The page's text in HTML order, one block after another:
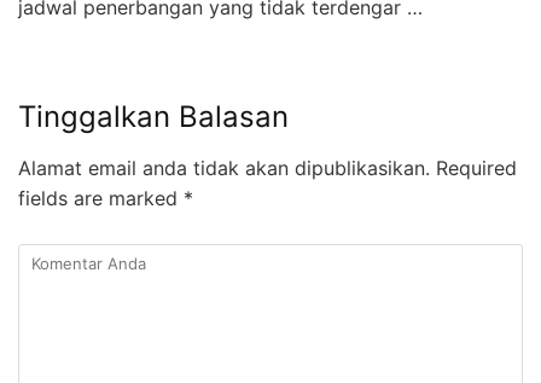
jadwal penerbangan yang tidak terdengar …
Tinggalkan Balasan
Alamat email anda tidak akan dipublikasikan. Required
fields are marked *